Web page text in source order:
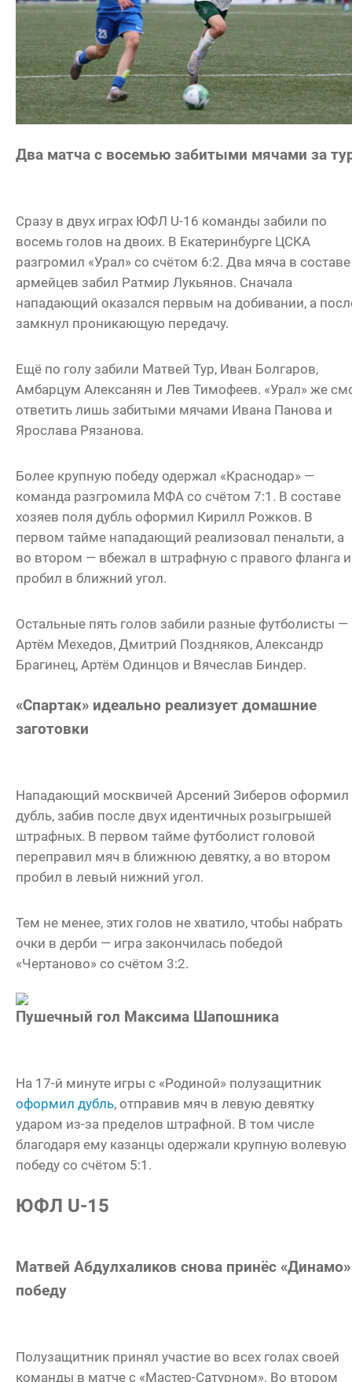
Два матча с восемью забитыми мячами за
Сразу в двух играх ЮФЛ U-16 команды забили по
восемь голов на двоих. В Екатеринбурге ЦСКА
разгромил «Урал» со счётом 6:2. Два мяча в составе
армейцев забил Ратмир Лукьянов. Сначала
нападающий оказался первым на добивании, а
замкнул проникающую передачу.
Ещё по голу забили Матвей Тур, Иван Болгаров,
Амбарцум Алексанян и Лев Тимофеев. «Урал» же
ответить лишь забитыми мячами Ивана Панова и
Ярослава Рязанова.
Более крупную победу одержал «Краснодар» —
команда разгромила МФА со счётом 7:1. В составе
хозяев поля дубль оформил Кирилл Рожков. В
первом тайме нападающий реализовал пенальти, а
во втором — вбежал в штрафную с правого фланга и
пробил в ближний угол.
Остальные пять голов забили разные футболисты —
Артём Мехедов, Дмитрий Поздняков, Александр
Брагинец, Артём Одинцов и Вячеслав Биндер.
«Спартак» идеально реализует домашние
заготовки
Нападающий москвичей Арсений Зиберов оформил
дубль, забив после двух идентичных розыгрышей
штрафных. В первом тайме футболист головой
переправил мяч в ближнюю девятку, а во втором
пробил в левый нижний угол.
Тем не менее, этих голов не хватило, чтобы набрать
очки в дерби — игра закончилась победой
«Чертаново» со счётом 3:2.
Пушечный гол Максима Шапошника
На 17-й минуте игры с «Родиной» полузащитник
оформил дубль, отправив мяч в левую девятку
ударом из-за пределов штрафной. В том числе
благодаря ему казанцы одержали крупную волевую
победу со счётом 5:1.
ЮФЛ U-15
Матвей Абдулхаликов снова принёс «Динамо»
победу
Полузащитник принял участие во всех голах своей
команды в матче с «Мастер-Сатурном». Во втором